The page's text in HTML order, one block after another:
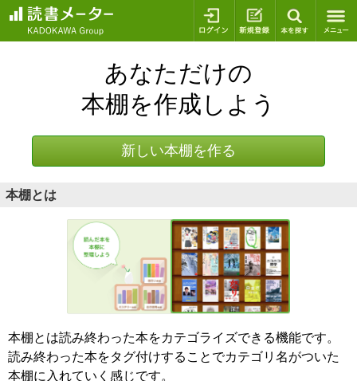
ログイン 新規登録
あなただけの
本棚を作成しよう
新しい本棚を作る
本棚とは
本棚とは読み終わった本をカテゴライズできる機能です。
読み終わった本をタグ付けすることでカテゴリ名がついた
本棚に入れていく感じです。